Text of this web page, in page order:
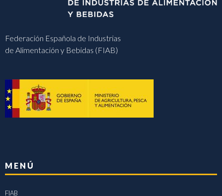
Federación Española de Industrias
de Alimentación y Bebidas (FIAB)
MENÚ
FIAB